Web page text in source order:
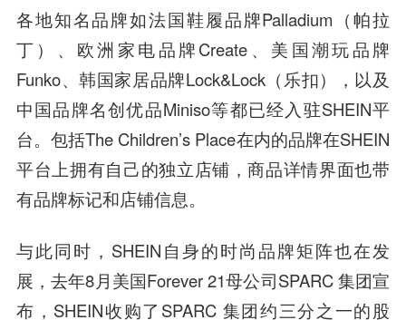
各地知名品牌如法国鞋履品牌Palladium（帕拉
丁）、欧洲家电品牌Create、美国潮玩品牌
Funko、韩国家居品牌Lock&Lock（乐扣），以及
中国品牌名创优品Miniso等都已经入驻SHEIN平
台。包括The Children’s Place在内的品牌在SHEIN
平台上拥有自己的独立店铺，商品详情界面也带
有品牌标记和店铺信息。
与此同时，SHEIN自身的时尚品牌矩阵也在发
展，去年8月美国Forever 21母公司SPARC 集团宣
布，SHEIN收购了SPARC 集团约三分之一的股